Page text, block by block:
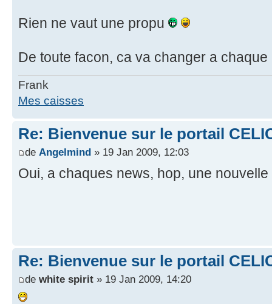
Rien ne vaut une propu
De toute facon, ca va changer a
Frank
Mes caisses
Re: Bienvenue sur le portail
de Angelmind » 19 Jan 2009, 12:03
Oui, a chaques news, hop, une
Re: Bienvenue sur le portail
de white spirit » 19 Jan 2009, 14:20